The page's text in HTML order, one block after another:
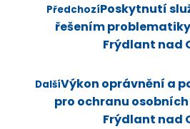
PředchozíPoskytnutí
řešením problematiky
Frýdlant nad
DalšíVýkon oprávnění a
pro ochranu
Frýdlant nad